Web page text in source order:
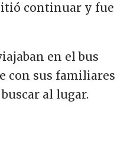
continuar y fue
en el bus
con sus familiares
al lugar.